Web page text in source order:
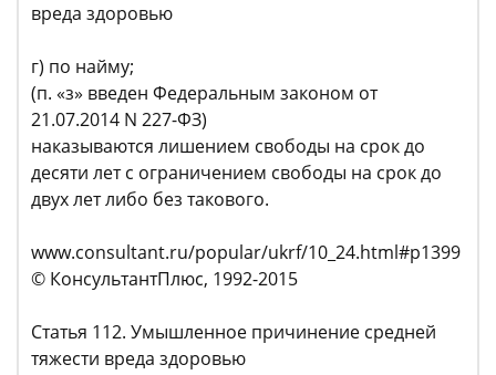
вреда здоровью
г) по найму;
(п. «з» введен Федеральным законом от
21.07.2014 N 227-ФЗ)
наказываются лишением свободы на срок до
десяти лет с ограничением свободы на срок до
двух лет либо без такового.
www.consultant.ru/popular/ukrf/10_24.html#p1399
© КонсультантПлюс, 1992-2015
Статья 112. Умышленное причинение средней
тяжести вреда здоровью